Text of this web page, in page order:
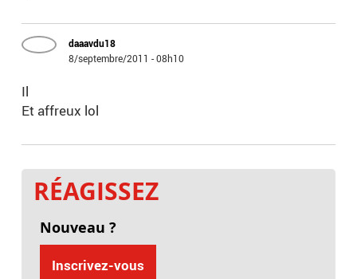
daaavdu18
8/septembre/2011 - 08h10
Il
Et affreux lol
RÉAGISSEZ
Nouveau ?
Inscrivez-vous